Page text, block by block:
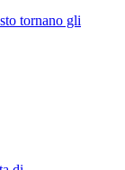
tornano gli